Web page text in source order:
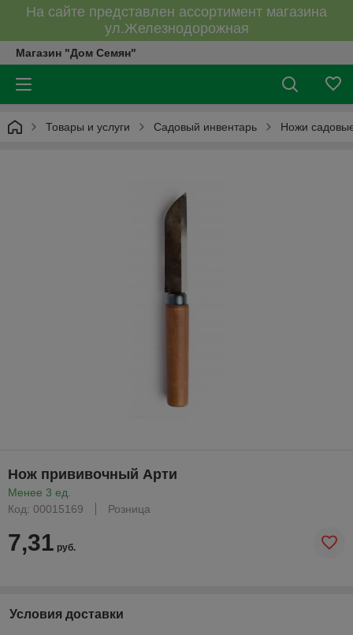
На сайте представлен ассортимент магазина
ул.Железнодорожная
Магазин "Дом Семян"
Товары и услуги Садовый инвентарь Ножи
Нож прививочный Арти
Менее 3 ед.
Код: 00015169
Розница
7,31 руб.
Условия доставки